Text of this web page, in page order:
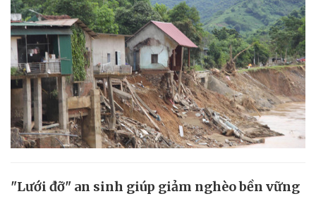
"Lưới đỡ" an sinh giúp giảm nghèo bền vững